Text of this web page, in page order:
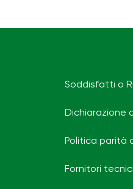
Soddisfatti o
Dichiarazione
Politica parità
Fornitori